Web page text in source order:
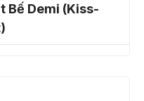
Bế Demi (Kiss-